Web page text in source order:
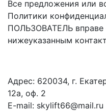
Все предложения или
Политики
ПОЛЬЗОВАТЕЛЬ вправе
нижеуказанным
Адрес: 620034, г.
12а, оф. 2
E-mail: skylift66@mail.ru